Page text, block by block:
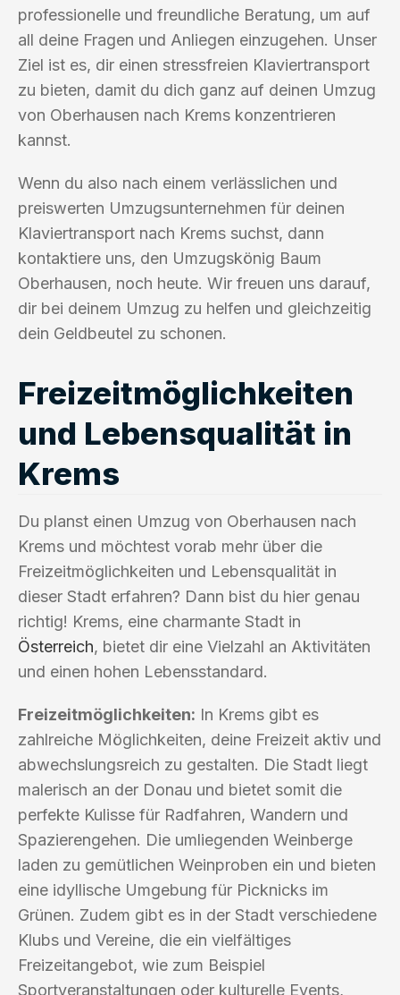
professionelle und freundliche Beratung, um auf
all deine Fragen und Anliegen einzugehen. Unser
Ziel ist es, dir einen stressfreien Klaviertransport
zu bieten, damit du dich ganz auf deinen Umzug
von Oberhausen nach Krems konzentrieren
kannst.
Wenn du also nach einem verlässlichen und
preiswerten Umzugsunternehmen für deinen
Klaviertransport nach Krems suchst, dann
kontaktiere uns, den Umzugskönig Baum
Oberhausen, noch heute. Wir freuen uns darauf,
dir bei deinem Umzug zu helfen und gleichzeitig
dein Geldbeutel zu schonen.
Freizeitmöglichkeiten
und Lebensqualität in
Krems
Du planst einen Umzug von Oberhausen nach
Krems und möchtest vorab mehr über die
Freizeitmöglichkeiten und Lebensqualität in
dieser Stadt erfahren? Dann bist du hier genau
richtig! Krems, eine charmante Stadt in
Österreich, bietet dir eine Vielzahl an Aktivitäten
und einen hohen Lebensstandard.
Freizeitmöglichkeiten: In Krems gibt es
zahlreiche Möglichkeiten, deine Freizeit aktiv und
abwechslungsreich zu gestalten. Die Stadt liegt
malerisch an der Donau und bietet somit die
perfekte Kulisse für Radfahren, Wandern und
Spazierengehen. Die umliegenden Weinberge
laden zu gemütlichen Weinproben ein und bieten
eine idyllische Umgebung für Picknicks im
Grünen. Zudem gibt es in der Stadt verschiedene
Klubs und Vereine, die ein vielfältiges
Freizeitangebot, wie zum Beispiel
Sportveranstaltungen oder kulturelle Events,